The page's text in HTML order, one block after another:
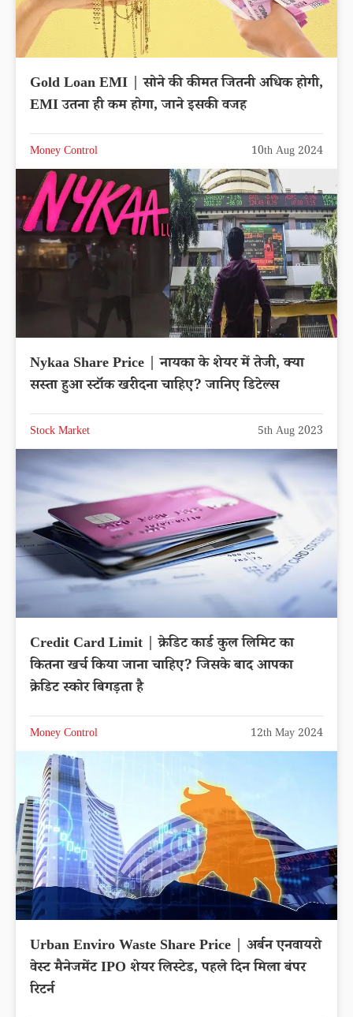
Gold Loan EMI | सोने की कीमत जितनी अधिक होगी,
EMI उतना ही कम होगा, जाने इसकी वजह
Money Control 10th Aug 2024
Nykaa Share Price | नायका के शेयर में तेजी, क्या
सस्ता हुआ स्टॉक खरीदना चाहिए? जानिए डिटेल्स
Stock Market 5th Aug 2023
Credit Card Limit | क्रेडिट कार्ड कुल लिमिट का
कितना खर्च किया जाना चाहिए? जिसके बाद आपका
क्रेडिट स्कोर बिगड़ता है
Money Control 12th May 2024
Urban Enviro Waste Share Price | अर्बन एनवायरो
वेस्ट मैनेजमेंट IPO शेयर लिस्टेड, पहले दिन मिला बंपर
रिटर्न